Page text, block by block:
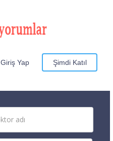
Giriş Yap Şimdi Katıl